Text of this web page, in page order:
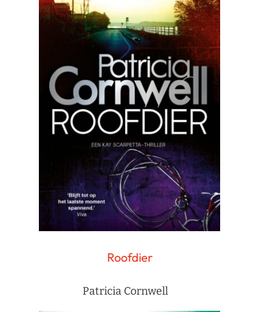
Roofdier
Patricia Cornwell